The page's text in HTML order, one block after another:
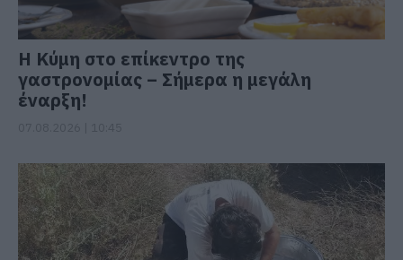
Η Κύμη στο επίκεντρο της
γαστρονομίας – Σήμερα η μεγάλη
έναρξη!